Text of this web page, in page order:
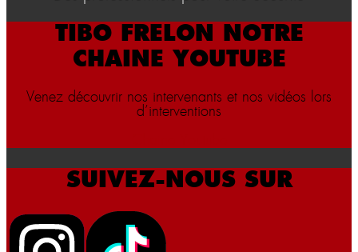
TIBO FRELON NOTRE
CHAINE YOUTUBE
Venez découvrir nos intervenants et nos vidéos lors
d’interventions
SUIVEZ-NOUS SUR